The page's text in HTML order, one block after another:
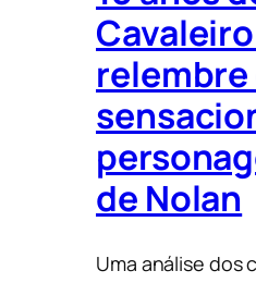
Cavaleiro
relembre
de Nolan
Uma análise dos